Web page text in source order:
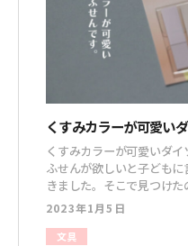
くすみカラーが可愛い
くすみカラーが可愛いダ
ふせんが欲しいと子ども
きました。そこで見つけ
ラウン系）です！ くすみカラーがおしゃれなフィルムタイ
プのふせんです ふせんは８色×20枚入りで、透明のケース
に入っています。写真は
2023年1月5日
文具